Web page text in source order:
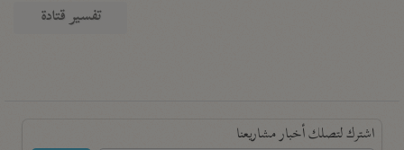
تفسير قتادة
اشترك لتصلك أخبار مشاريعنا